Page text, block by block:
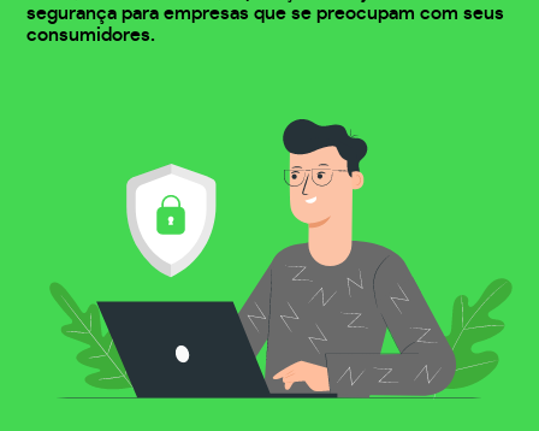
segurança para empresas que se preocupam com seus
consumidores.